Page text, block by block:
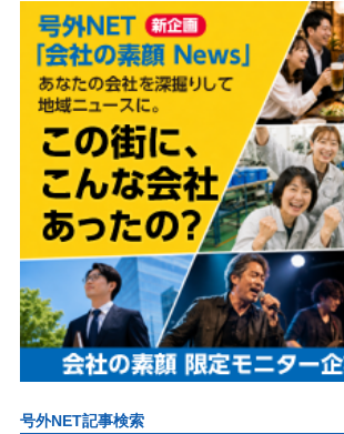
号外NET記事検索